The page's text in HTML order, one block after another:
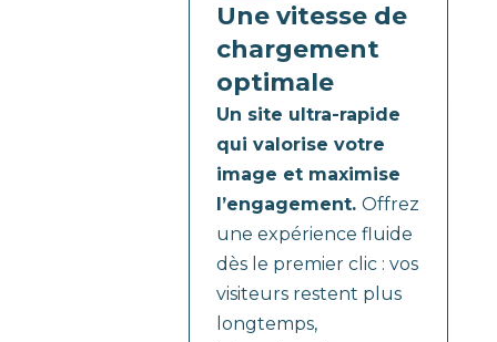
Une vitesse de
chargement
optimale
Un site ultra-rapide
qui valorise votre
image et maximise
l’engagement. Offrez
une expérience fluide
dès le premier clic : vos
visiteurs restent plus
longtemps,